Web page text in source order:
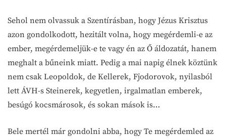
Sehol nem olvassuk a Szentírásban, hogy Jézus Krisztus
azon gondolkodott, hezitált volna, hogy megérdemli-e az
ember, megérdemeljük-e te vagy én az Ő áldozatát, hanem
meghalt a bűneink miatt. Pedig a mai napig élnek köztünk
nem csak Leopoldok, de Kellerek, Fjodorovok, nyilasból
lett ÁVH-s Steinerek, kegyetlen, irgalmatlan emberek,
besúgó kocsmárosok, és sokan mások is…
Bele mertél már gondolni abba, hogy Te megérdemled az